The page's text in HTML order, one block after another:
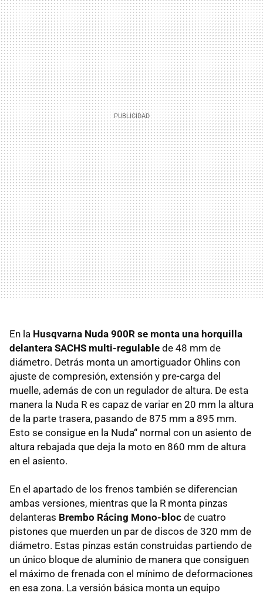
En la Husqvarna Nuda 900R se monta una horquilla
delantera SACHS multi-regulable de 48 mm de
diámetro. Detrás monta un amortiguador Ohlins con
ajuste de compresión, extensión y pre-carga del
muelle, además de con un regulador de altura. De esta
manera la Nuda R es capaz de variar en 20 mm la altura
de la parte trasera, pasando de 875 mm a 895 mm.
Esto se consigue en la Nuda“ normal con un asiento de
altura rebajada que deja la moto en 860 mm de altura
en el asiento.
En el apartado de los frenos también se diferencian
ambas versiones, mientras que la R monta pinzas
delanteras Brembo Rácing Mono-bloc de cuatro
pistones que muerden un par de discos de 320 mm de
diámetro. Estas pinzas están construidas partiendo de
un único bloque de aluminio de manera que consiguen
el máximo de frenada con el mínimo de deformaciones
en esa zona. La versión básica monta un equipo